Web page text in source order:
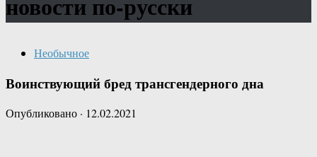
Необычное
Воинствующий бред трансгендерного дна
Опубликовано · 12.02.2021